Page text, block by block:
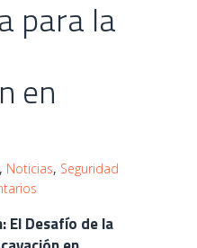
para la
en
, Noticias, Seguridad
El Desafío de la